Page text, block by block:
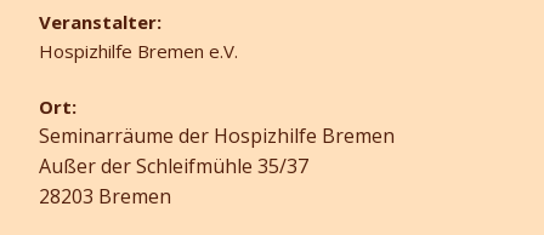
Veranstalter:
Hospizhilfe Bremen e.V.
Ort:
Seminarräume der Hospizhilfe Bremen
Außer der Schleifmühle 35/37
28203 Bremen